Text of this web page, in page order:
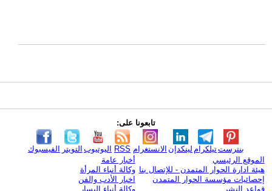
تابعونا على:
الفيسبوك التويتر اليوتيوب RSS الانستغرام لينكدإن تيلكرامبنترست
الموقع الرئيسي
هيئة ادارة الحوار المتمدن - للإتصال بنا
إحصائيات مؤسسة الحوار المتمدن
قواعد النشر
أخبار عامة
وكالة أنباء المرأة
اخبار الأدب والفن
وكالة أنباء اليسار